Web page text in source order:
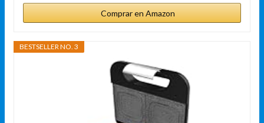
Comprar en Amazon
BESTSELLER NO. 3